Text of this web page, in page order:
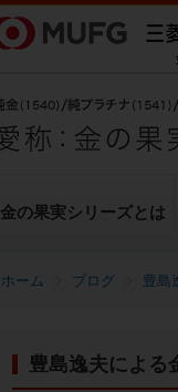
ブログ 豊島
豊島逸夫による
金の果実シリーズとは
金投資と
シリーズの
純金上場信託（
転換（交換）
豊島逸夫による
ヒストリカル